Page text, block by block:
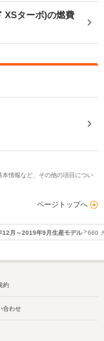
XSターボ)の燃費
情報など、その他の項目につい
ページトップへ
12月～2019年9月生産モデル 660
約
合わせ